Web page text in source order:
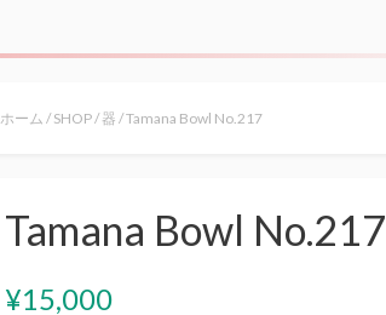
ホーム /SHOP/器 / Tamana Bowl No.217
Tamana Bowl No.217
¥15,000